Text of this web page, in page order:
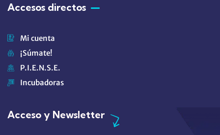
Accesos directos
Mi cuenta
¡Súmate!
P.I.E.N.S.E.
Incubadoras
Acceso y Newsletter